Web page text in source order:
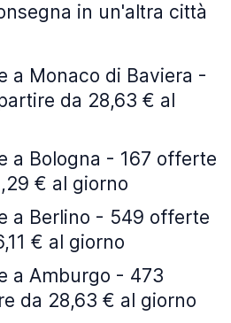
in un'altra città
a Monaco di Baviera -
da 28,63 € al
a Bologna - 167 offerte
€ al giorno
a Berlino - 549 offerte
€ al giorno
a Amburgo - 473
da 28,63 € al giorno